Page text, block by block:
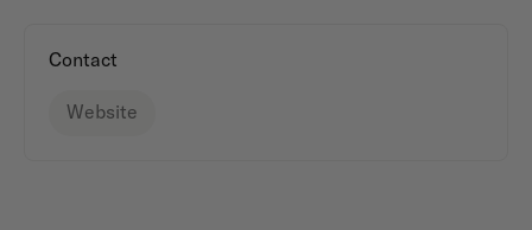
Contact
Website